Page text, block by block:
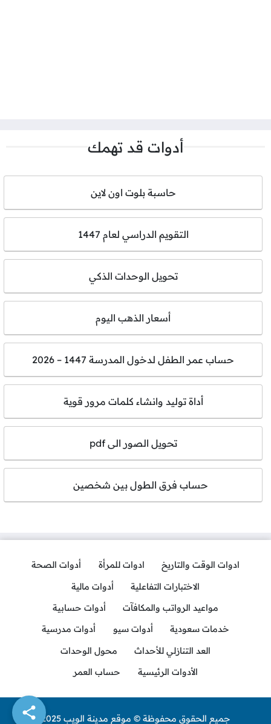
أدوات قد تهمك
حاسبة بلوت اون لاين
التقويم الدراسي لعام 1447
تحويل الوحدات الذكي
أسعار الذهب اليوم
حساب عمر الطفل لدخول المدرسة 1447 – 2026
أداة توليد وانشاء كلمات مرور قوية
تحويل الصور الى pdf
حساب فرق الطول بين شخصين
ادوات الوقت والتاريخ ادوات للمرأة
أدوات الصحة
الاختبارات التفاعلية
أدوات مالية
مواعيد الرواتب والمكافآت
أدوات حسابية
خدمات سعودية
أدوات سيو
أدوات مدرسية
العد التنازلي للأحداث
محول الوحدات
الأدوات الرئيسية
حساب العمر
جميع الحقوق محفوظة © موقع مدينة الويب 2025